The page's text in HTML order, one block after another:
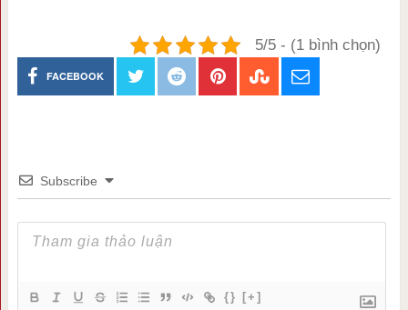
5/5 - (1 bình chọn)
FACEBOOK
Subscribe
{} [+]